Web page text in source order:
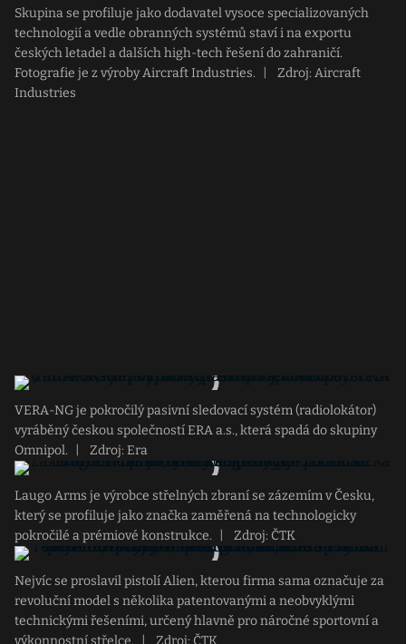
Skupina se profiluje jako dodavatel vysoce specializovaných
technologií a vedle obranných systémů staví i na exportu
českých letadel a dalších high-tech řešení do zahraničí.
Fotografie je z výroby Aircraft Industries.
Zdroj: Aircraft
Industries
VERA-NG je pokročilý pasivní sledovací systém (radiolokátor)
vyráběný českou společností ERA a.s., která spadá do skupiny
Omnipol.
Zdroj: Era
Laugo Arms je výrobce střelných zbraní se zázemím v Česku,
který se profiluje jako značka zaměřená na technologicky
pokročilé a prémiové konstrukce.
Zdroj: ČTK
Nejvíc se proslavil pistolí Alien, kterou firma sama označuje za
revoluční model s několika patentovanými a neobvyklými
technickými řešeními, určený hlavně pro náročné sportovní a
výkonnostní střelce.
Zdroj: ČTK